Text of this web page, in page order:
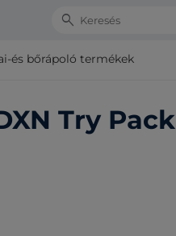
Search
és bőrápoló termékek
Try Pack